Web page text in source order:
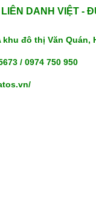
DANH VIỆT -
khu đô thị Văn Quán,
/ 0974 750 950